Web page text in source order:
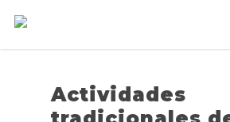
Actividades